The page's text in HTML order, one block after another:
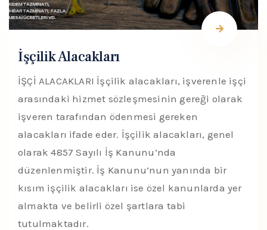
İşçilik Alacakları
İŞÇİ ALACAKLARI İşçilik alacakları, işverenle işçi
arasındaki hizmet sözleşmesinin gereği olarak
işveren tarafından ödenmesi gereken
alacakları ifade eder. İşçilik alacakları, genel
olarak 4857 Sayılı İş Kanunu’nda
düzenlenmiştir. İş Kanunu’nun yanında bir
kısım işçilik alacakları ise özel kanunlarda yer
almakta ve belirli özel şartlara tabi
tutulmaktadır.